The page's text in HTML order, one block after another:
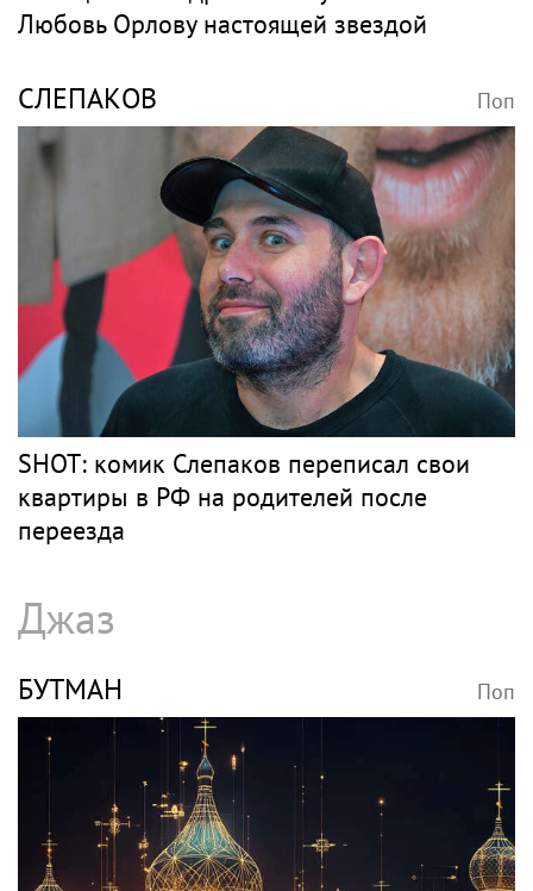
Любовь Орлову настоящей звездой
СЛЕПАКОВ Поп
SHOT: комик Слепаков переписал свои
квартиры в РФ на родителей после
переезда
Джаз
БУТМАН Поп